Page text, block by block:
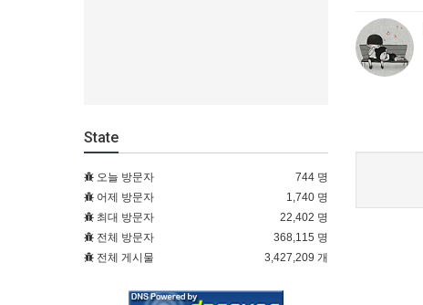
State
오늘 방문자
744 명
어제 방문자
1,740 명
최대 방문자
22,402 명
전체 방문자
368,115 명
전체 게시물
3,427,209 개